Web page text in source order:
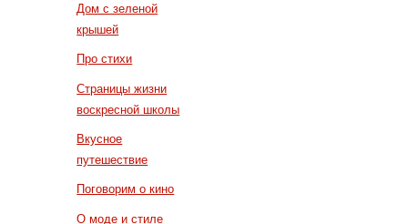
Дом с зеленой
крышей
Про стихи
Страницы жизни
воскресной школы
Вкусное
путешествие
Поговорим о кино
О моде и стиле